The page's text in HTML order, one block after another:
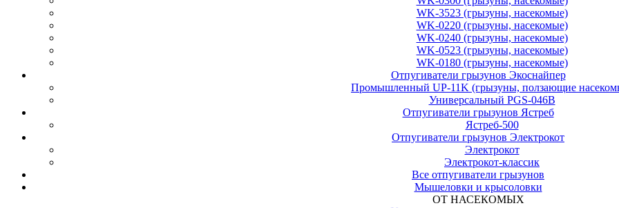
WK-3523 (грызуны, насекомые)
WK-0220 (грызуны, насекомые)
WK-0240 (грызуны, насекомые)
WK-0523 (грызуны, насекомые)
WK-0180 (грызуны, насекомые)
Отпугиватели грызунов Экоснайпер
Промышленный UP-11K (грызуны, ползающие
Универсальный PGS-046B
Отпугиватели грызунов Ястреб
Ястреб-500
Отпугиватели грызунов Электрокот
Электрокот
Электрокот-классик
Все отпугиватели грызунов
Мышеловки и крысоловки
ОТ НАСЕКОМЫХ